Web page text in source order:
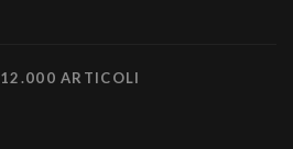
12.000 ARTICOLI